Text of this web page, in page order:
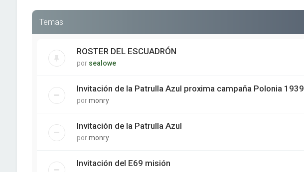
Temas
ROSTER DEL ESCUADRÓN
por sealowe
Invitación de la Patrulla Azul proxima campaña Polonia 1939
pormonry
Invitación de la Patrulla Azul
pormonry
Invitación del E69 misión